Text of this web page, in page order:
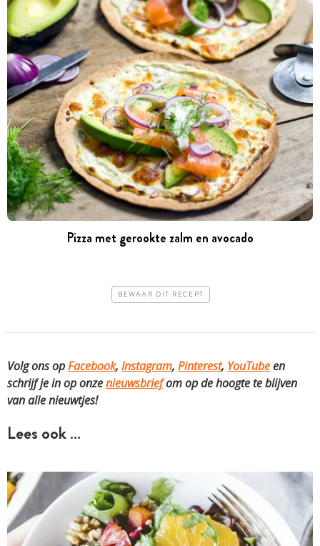
Pizza met gerookte zalm en avocado
BEWAAR DIT RECEPT
Volg ons opFacebook, Instagram, Pinterest, YouTubeen
schrijf je in op onzenieuwsbriefom op de hoogte te blijven
van alle nieuwtjes!
Lees ook …